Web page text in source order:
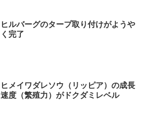
ヒルバーグのタープ取り付けがようや
く完了
ヒメイワダレソウ（リッピア）の成長
速度（繁殖力）がドクダミレベル